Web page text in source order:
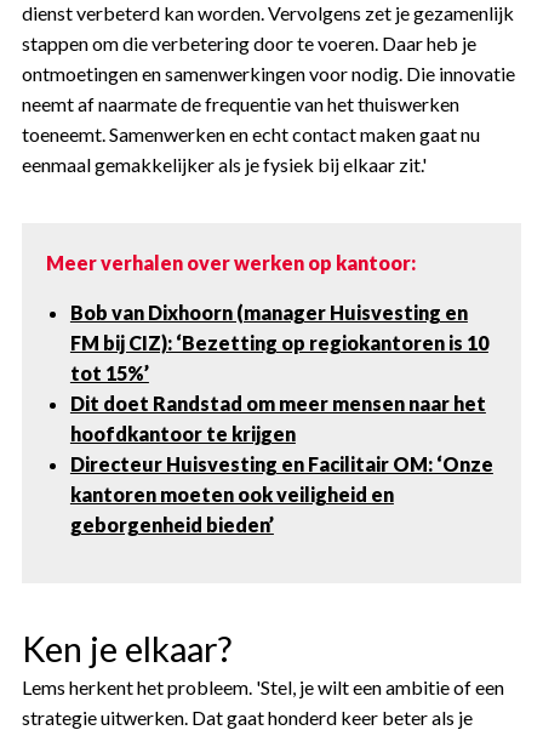
dienst verbeterd kan worden. Vervolgens zet je gezamenlijk
stappen om die verbetering door te voeren. Daar heb je
ontmoetingen en samenwerkingen voor nodig. Die innovatie
neemt af naarmate de frequentie van het thuiswerken
toeneemt. Samenwerken en echt contact maken gaat nu
eenmaal gemakkelijker als je fysiek bij elkaar zit.'
Meer verhalen over werken op kantoor:
Bob van Dixhoorn (manager Huisvesting en
FM bij CIZ): ‘Bezetting op regiokantoren is 10
tot 15%’
Dit doet Randstad om meer mensen naar het
hoofdkantoor te krijgen
Directeur Huisvesting en Facilitair OM: ‘Onze
kantoren moeten ook veiligheid en
geborgenheid bieden’
Ken je elkaar?
Lems herkent het probleem. 'Stel, je wilt een ambitie of een
strategie uitwerken. Dat gaat honderd keer beter als je